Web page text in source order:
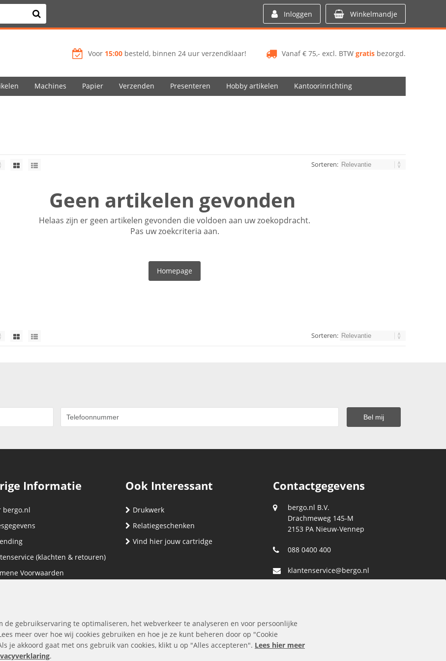
Inloggen Winkelmandje
Vanaf € 75,- excl. BTW gratis bezorgd.
Voor 15:00 besteld, binnen 24 uur verzendklaar!
Machines Papier Verzenden Presenteren Hobby artikelen Kantoorinrichting
Sorteren:
Geen artikelen gevonden
Helaas zijn er geen artikelen gevonden die voldoen aan uw zoekopdracht.
Pas uw zoekcriteria aan.
Homepage
Sorteren:
Informatie
bergo.nl
(klachten & retouren)
Voorwaarden
Ook Interessant
Drukwerk
Relatiegeschenken
Vind hier jouw cartridge
Contactgegevens
bergo.nl B.V.
Drachmeweg 145-M
2153 PA Nieuw-Vennep
088 0400 400
klantenservice@bergo.nl
de gebruikservaring te optimaliseren, het webverkeer te analyseren en voor persoonlijke
meer over hoe wij cookies gebruiken en hoe je ze kunt beheren door op "Cookie
je akkoord gaat met ons gebruik van cookies, klikt u op "Alles accepteren". Lees hier meer
.